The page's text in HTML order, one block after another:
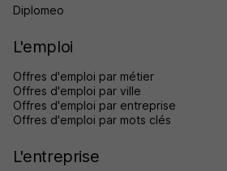
Diplomeo
L'emploi
Offres d'emploi par métier
Offres d'emploi par ville
Offres d'emploi par entreprise
Offres d'emploi par mots clés
L'entreprise